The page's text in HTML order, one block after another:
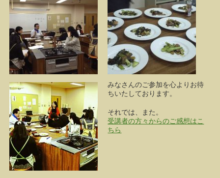
みなさんのご参加を心よりお待
ちいたしております。
それでは、また。
受講者の方々からのご感想はこ
ちら